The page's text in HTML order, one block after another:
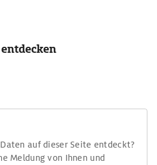
auf dieser Seite entdeckt?
Meldung von Ihnen und